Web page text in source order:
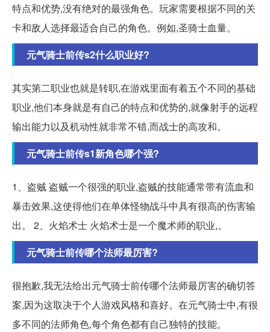
特点和优势,没有绝对的最强角色。玩家需要根据不同的关
卡和敌人选择最适合自己的角色。例如,圣骑士血量。
元气骑士前传s2什么职业好?
其实第二职业也就是转职,在游戏里面有着五个不同的基础
职业,他们本身就是有自己的特点和优势的,就像射手的远程
输出能力以及机动性就非常不错,而战士的高攻和。
元气骑士前传s1新角色哪个强?
1、盗贼 盗贼一个很强的职业,盗贼的技能通常带有流血和
暴击效果,这使得他们在单体怪物战斗中具有很高的伤害输
出。 2、火焰术士 火焰术士是一个魔术师的职业,。
元气骑士前传哪个法师最厉害?
很抱歉,我无法给出元气骑士前传哪个法师最厉害的确切答
案,因为这取决于个人游戏风格和喜好。在元气骑士中,有很
多不同的法师角色,每个角色都有自己独特的技能。